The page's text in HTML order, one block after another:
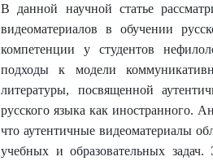
В данной научной статье
видеоматериалов в обучении
компетенции у студентов
подходы к модели
литературы, посвященной
русского языка как иностранного.
что аутентичные видеоматериалы
учебных и образовательных